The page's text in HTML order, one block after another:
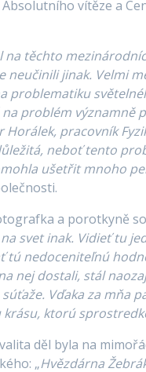
vítěze a
na těchto
jinak. Velmi
problematiku
problém významně
Horálek, pracovník
neboť tento
ušetřit mnoho
a porotkyně
svet inak. Vidieť tu
tú nedoceniteľnú
nej dostali, stál
Vďaka za mňa
krásu, ktorú
děl byla na
„Hvězdárna